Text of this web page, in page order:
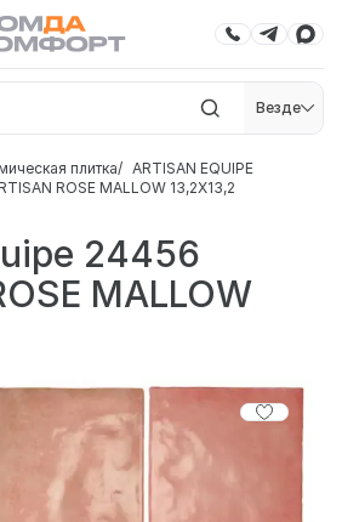
Везде
плитка
ARTISAN EQUIPE
ROSE MALLOW 13,2X13,2
24456
MALLOW